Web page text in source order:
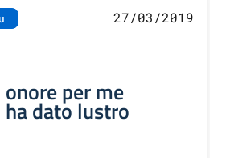
27/03/2019
per me
dato lustro